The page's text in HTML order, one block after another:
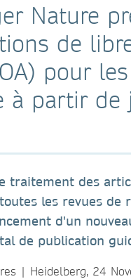
Nature
de
pour
à partir de
traitement des
les revues de
d'un
de publication
| Heidelberg, 24